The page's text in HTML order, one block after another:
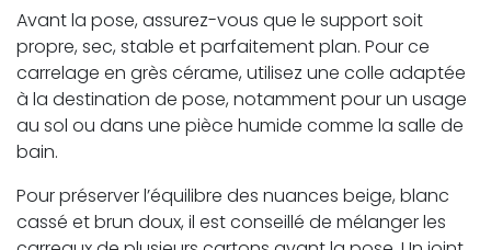
Avant la pose, assurez-vous que le support soit
propre, sec, stable et parfaitement plan. Pour ce
carrelage en grès cérame, utilisez une colle adaptée
à la destination de pose, notamment pour un usage
au sol ou dans une pièce humide comme la salle de
bain.
Pour préserver l’équilibre des nuances beige, blanc
cassé et brun doux, il est conseillé de mélanger les